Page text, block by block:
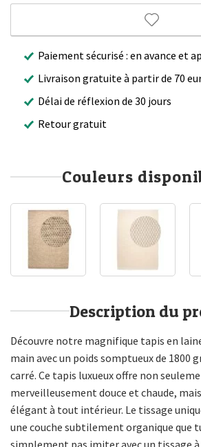
Paiement sécurisé : en avance et
Livraison gratuite à partir de 70
Délai de réflexion de 30 jours
Retour gratuit
Couleurs
Description du
Découvre notre magnifique tapis en
main avec un poids somptueux de 1800
carré. Ce tapis luxueux offre non
merveilleusement douce et chaude,
élégant à tout intérieur. Le tissage
une couche subtilement organique que
simplement pas imiter avec un tissage à